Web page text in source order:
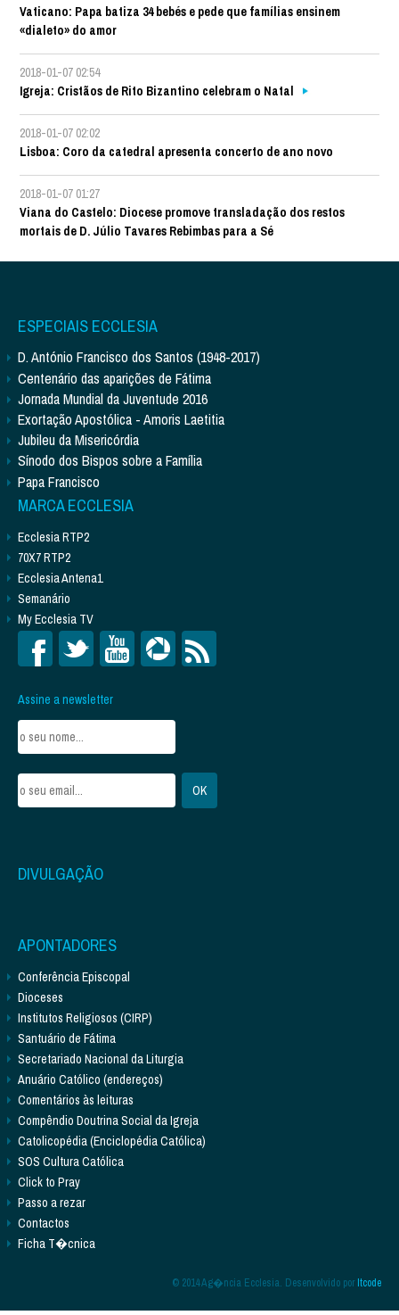
Vaticano: Papa batiza 34 bebés e pede que famílias ensinem
«dialeto» do amor
2018-01-07 02:54
Igreja: Cristãos de Rito Bizantino celebram o Natal
2018-01-07 02:02
Lisboa: Coro da catedral apresenta concerto de ano novo
2018-01-07 01:27
Viana do Castelo: Diocese promove transladação dos restos
mortais de D. Júlio Tavares Rebimbas para a Sé
ESPECIAIS ECCLESIA
D. António Francisco dos Santos (1948-2017)
Centenário das aparições de Fátima
Jornada Mundial da Juventude 2016
Exortação Apostólica - Amoris Laetitia
Jubileu da Misericórdia
Sínodo dos Bispos sobre a Família
Papa Francisco
MARCA ECCLESIA
Ecclesia RTP2
70X7 RTP2
Ecclesia Antena1
Semanário
My Ecclesia TV
Assine a newsletter
DIVULGAÇÃO
APONTADORES
Conferência Episcopal
Dioceses
Institutos Religiosos (CIRP)
Santuário de Fátima
Secretariado Nacional da Liturgia
Anuário Católico (endereços)
Comentários às leituras
Compêndio Doutrina Social da Igreja
Catolicopédia (Enciclopédia Católica)
SOS Cultura Católica
Click to Pray
Passo a rezar
Contactos
Ficha T�cnica
© 2014 Ag�ncia Ecclesia. Desenvolvido porItcode